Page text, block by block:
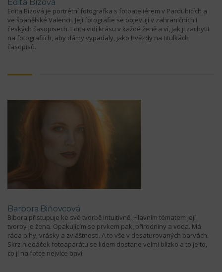
Edita Bízová
Edita Bízová je portrétní fotografka s fotoateliérem v Pardubicích a
ve španělské Valencii. Její fotografie se objevují v zahraničních i
českých časopisech. Edita vidí krásu v každé ženě a ví, jak ji zachytit
na fotografiích, aby dámy vypadaly, jako hvězdy na titulkách
časopisů.
Barbora Biňovcová
Bibora přistupuje ke své tvorbě intuitivně. Hlavním tématem její
tvorby je žena. Opakujícím se prvkem pak, přirodniny a voda. Má
ráda pihy, vrásky a zvláštnosti. A to vše v desaturovaných barvách.
Skrz hledáček fotoaparátu se lidem dostane velmi blízko a to je to,
co jí na fotce nejvíce baví.